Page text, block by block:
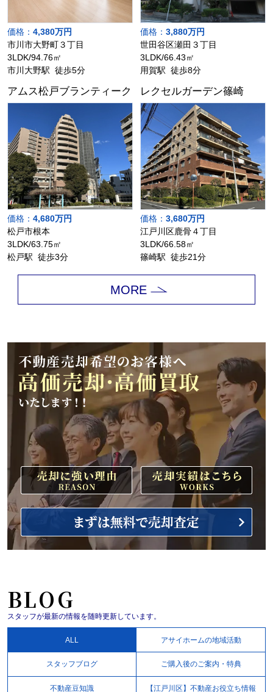
価格： 4,380万円
市川市大野町３丁目
3LDK/94.76㎡
市川大野駅 徒歩5分
価格： 3,880万円
世田谷区瀬田３丁目
3LDK/66.43㎡
用賀駅 徒歩8分
アムス松戸ブランティーク
価格： 4,680万円
松戸市根本
3LDK/63.75㎡
松戸駅 徒歩3分
レクセルガーデン篠崎
価格： 3,680万円
江戸川区鹿骨４丁目
3LDK/66.58㎡
篠崎駅 徒歩21分
MORE
BLOG
スタッフが最新の情報を随時更新しています。
ALL アサイホームの地域活動
スタッフブログ ご購入後のご案内・特典
不動産豆知識 【江戸川区】不動産お役立ち情報